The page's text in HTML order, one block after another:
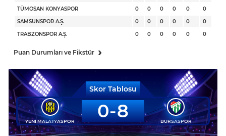
TÜMOSAN KONYASPOR
0 0 0 0 0
0
SAMSUNSPOR A.Ş.
0 0 0 0 0
0
TRABZONSPOR A.Ş.
0 0 0 0 0 0
Puan Durumları ve Fikstür ›
Skor Tablosu
YENİ MALATYASPOR 0 8 BURSASPOR